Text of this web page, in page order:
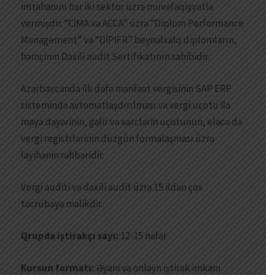
imtahanını hər iki sektor üzrə müvəfəqiyyətlə
vermişdir. “CİMA və ACCA” üzrə “Diplom Performance
Management” və “DİPİFR” beynəlxalq diplomların,
həmçinin Daxili audit Sertifikatının sahibidir.
Azərbaycanda ilk dəfə mənfəət vergisinin SAP ERP
sistemində avtomatlaşdırılması və vergi uçotu ilə
maya dəyərinin, gəlir və xərclərin uçotunun, eləcə də
vergi registrlərinin düzgün formalaşması üzrə
layihənin rəhbəridir.
Vergi auditi və daxili audit üzrə 15 ildən çox
təcrübəyə malikdir.
Qrupda iştirakçı sayı: 12-15 nəfər
Kursun formatı: Əyani və onlayn iştirak imkanı.